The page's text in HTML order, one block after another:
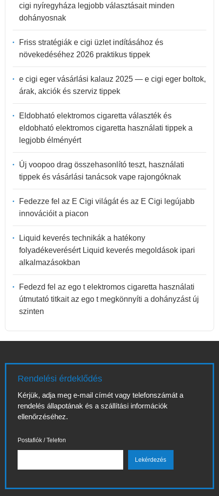
cigi nyíregyháza legjobb választásait minden
dohányosnak
Friss stratégiák e cigi üzlet indításához és
növekedéséhez 2026 praktikus tippek
e cigi eger vásárlási kalauz 2025 — e cigi eger boltok,
árak, akciók és szerviz tippek
Eldobható elektromos cigaretta választék és
eldobható elektromos cigaretta használati tippek a
legjobb élményért
Új voopoo drag összehasonlító teszt, használati
tippek és vásárlási tanácsok vape rajongóknak
Fedezze fel az E Cigi világát és az E Cigi legújabb
innovációit a piacon
Liquid keverés technikák a hatékony
folyadékeverésért Liquid keverés megoldások ipari
alkalmazásokban
Fedezd fel az ego t elektromos cigaretta használati
útmutató titkait az ego t megkönnyíti a dohányzást új
szinten
Rendelési érdeklődés
Kérjük, adja meg e-mail címét vagy telefonszámát a
rendelés állapotának és a szállítási információk
ellenőrzéséhez.
Postafiók / Telefon